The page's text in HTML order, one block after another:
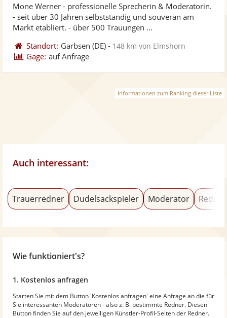
Fotos
5
Mone Werner - professionelle Sprecherin & Moderatorin.
- seit über 30 Jahren selbstständig und souverän am
Markt etabliert. - über 500 Trauungen ...
Standort: Garbsen (DE) - 148 km von Elmshorn
Gage: auf Anfrage
Informationen zum Ranking dieser Liste
Auch interessant:
Trauerredner Dudelsackspieler Moderator
Wie funktioniert's?
1. Kostenlos anfragen
Starten Sie mit dem Button 'Kostenlos anfragen' eine Anfrage an die für
Sie interessanten Moderatoren - also z. B. bestimmte Redner. Diesen
Button finden Sie auf den jeweiligen Künstler-Profil-Seiten der Redner.